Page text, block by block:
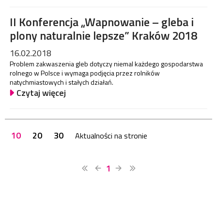
II Konferencja „Wapnowanie – gleba i
plony naturalnie lepsze” Kraków 2018
16.02.2018
Problem zakwaszenia gleb dotyczy niemal każdego gospodarstwa
rolnego w Polsce i wymaga podjęcia przez rolników
natychmiastowych i stałych działań.
Czytaj więcej
10 20 30 Aktualności na stronie
1